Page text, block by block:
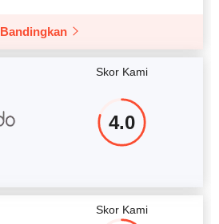
Bandingkan
Skor Kami
4.0
Skor Kami